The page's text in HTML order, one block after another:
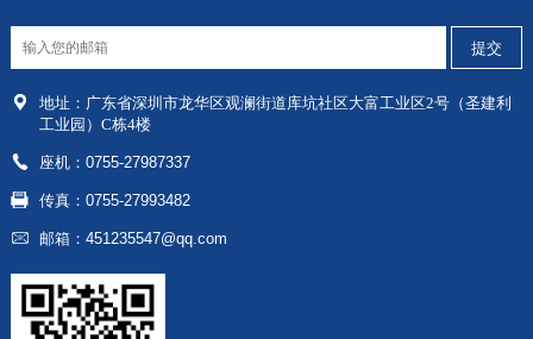
地址： 广东省深圳市龙华区观澜街道库坑社区大富工业区2号（圣建利
工业园）C栋4楼
座机：0755-27987337
传真：0755-27993482
邮箱：451235547@qq.com